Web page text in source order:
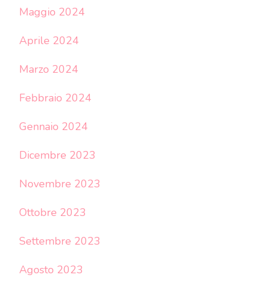
Maggio 2024
Aprile 2024
Marzo 2024
Febbraio 2024
Gennaio 2024
Dicembre 2023
Novembre 2023
Ottobre 2023
Settembre 2023
Agosto 2023